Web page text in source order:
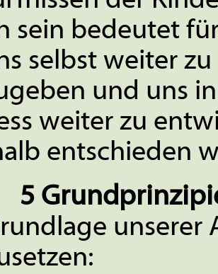
sein bedeutet
selbst weiter
und uns
weiter zu
entschieden
5